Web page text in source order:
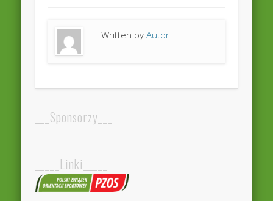
Written byAutor
___Sponsorzy___
_____Linki_____